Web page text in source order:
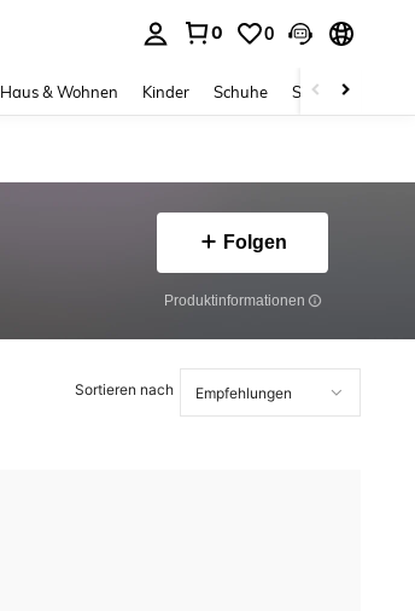
0 0
Haus & Wohnen Kinder Schuhe Schmuck &
Folgen
Produktinformationen
Sortieren nach